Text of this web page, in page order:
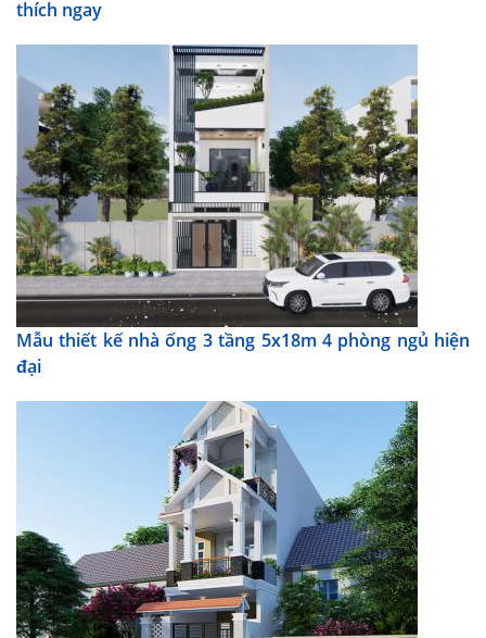
thích ngay
Mẫu thiết kế nhà ống 3 tầng 5x18m 4 phòng ngủ hiện
đại